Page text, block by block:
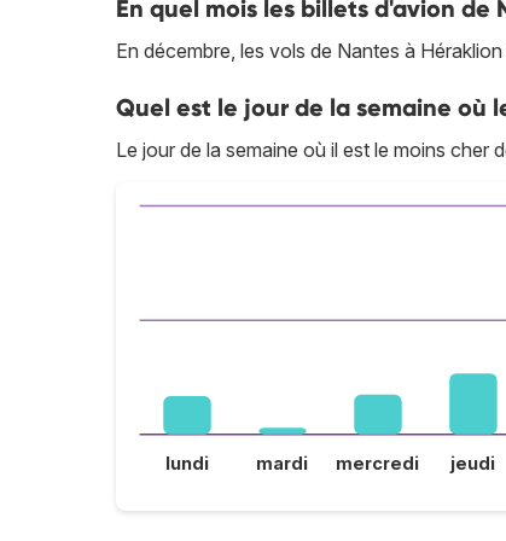
En quel mois les billets d'avion
En décembre, les vols de Nantes à
Quel est le jour de la semaine où
Le jour de la semaine où il est le moins cher
lundi mardi mercredi jeudi